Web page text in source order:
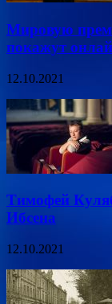
Мировую
покажут
12.10.2021
Тимофей
Ибсена
12.10.2021